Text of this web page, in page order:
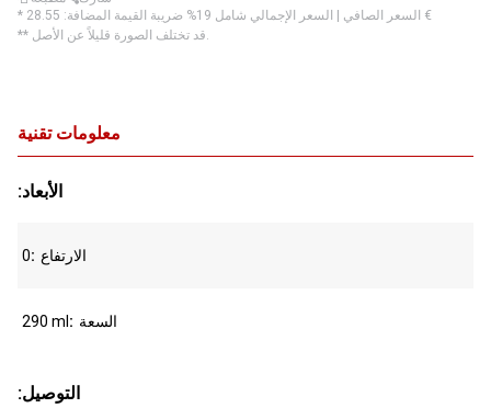
* السعر الصافي | السعر الإجمالي شامل 19% ضريبة القيمة المضافة: ‏28.55 €
** قد تختلف الصورة قليلاً عن الأصل.
معلومات تقنية
:الأبعاد
0 الارتفاع
290 ml السعة
:التوصيل